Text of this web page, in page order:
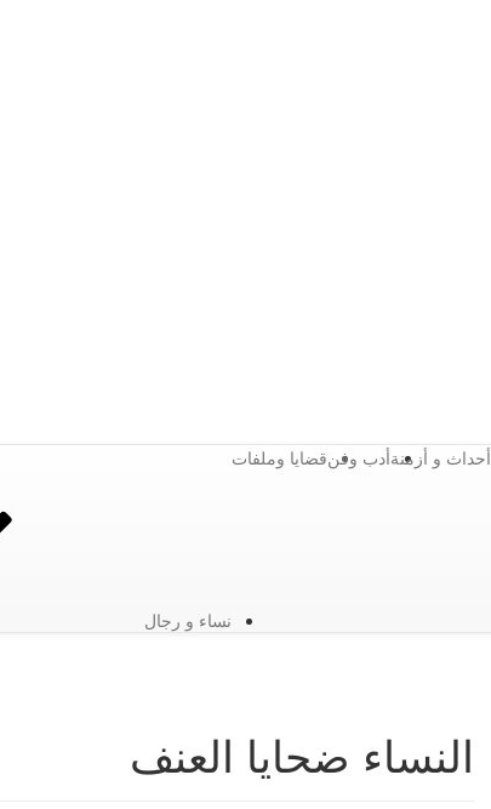
نساء و رجال
قضايا وملفاتأدب وفنأحداث و أزمنة
النساء ضحايا العنف